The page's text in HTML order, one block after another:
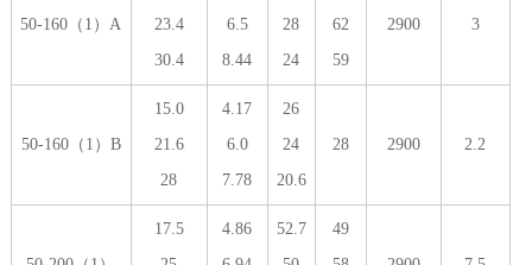
50-160（1）A
23.4
30.4
6.5
8.44
28
24
62
59
2900 3
50-160（1）B
15.0
21.6
28
4.17
6.0
7.78
26
24
20.6
28 2900 2.2
17.5
4.86
52.7
49